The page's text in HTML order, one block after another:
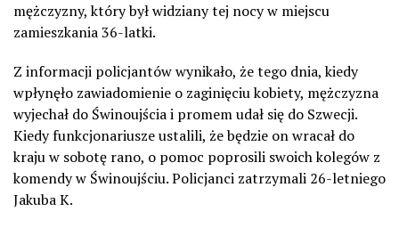
mężczyzny, który był widziany tej nocy w miejscu
zamieszkania 36-latki.
Z informacji policjantów wynikało, że tego dnia, kiedy
wpłynęło zawiadomienie o zaginięciu kobiety, mężczyzna
wyjechał do Świnoujścia i promem udał się do Szwecji.
Kiedy funkcjonariusze ustalili, że będzie on wracał do
kraju w sobotę rano, o pomoc poprosili swoich kolegów z
komendy w Świnoujściu. Policjanci zatrzymali 26-letniego
Jakuba K.